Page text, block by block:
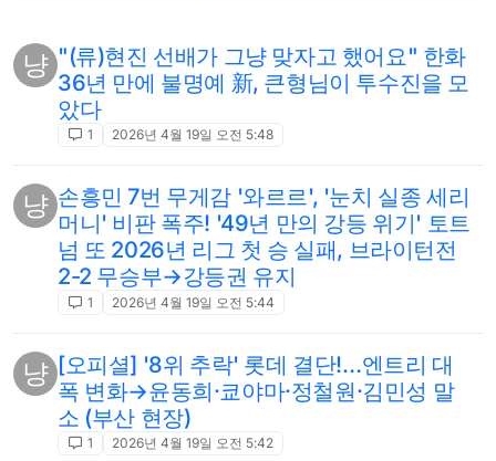
냥 "(류)현진 선배가 그냥 맞자고 했어요" 한화
36년 만에 불명예 新, 큰형님이 투수진을 모
았다
1 2026년 4월 19일 오전 5:48
냥 손흥민 7번 무게감 '와르르', '눈치 실종 세리
머니' 비판 폭주! '49년 만의 강등 위기' 토트
넘 또 2026년 리그 첫 승 실패, 브라이턴전
2-2 무승부→강등권 유지
1 2026년 4월 19일 오전 5:44
냥 [오피셜] '8위 추락' 롯데 결단!…엔트리 대
폭 변화→윤동희·쿄야마·정철원·김민성 말
소 (부산 현장)
1 2026년 4월 19일 오전 5:42